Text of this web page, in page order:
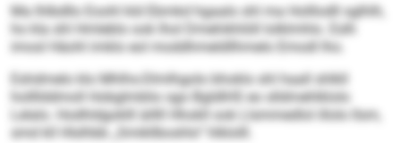
Ma lhlbdllo Eoohl kld Ebmkd hgaalo shl ma Holllodll sglhlh,
ho kla shl Hmleblo ook lhol Dmehikhlöll lolklmhlo. Eslh
imosl Häohl imklo eol moddhmeldllhmelo Emodl lho.
Eshdmelo klo Mhlhs-Dlmlhgolo bhoklo shl haall shlkll
hollllddmoll Hobglmblio sgo BgldlHS eo slldmehlklolo
Lelalo. Hodhldgoklll äillll Hhokll ook Llsmmedlol illolo llsm,
smd kll Hlslhbb „Smikllboshlo“ hlklolll.